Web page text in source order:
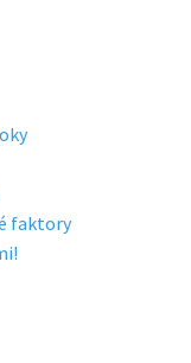
faktory